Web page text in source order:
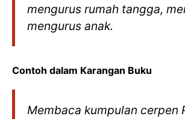
mengurus rumah tangga,
mengurus anak.
Contoh dalam Karangan Buku
Membaca kumpulan cerpen